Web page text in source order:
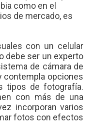
como en el
de mercado, es
con un celular
debe ser un experto
de cámara de
contempla opciones
tipos de fotografía.
con más de una
incorporan varios
fotos con efectos